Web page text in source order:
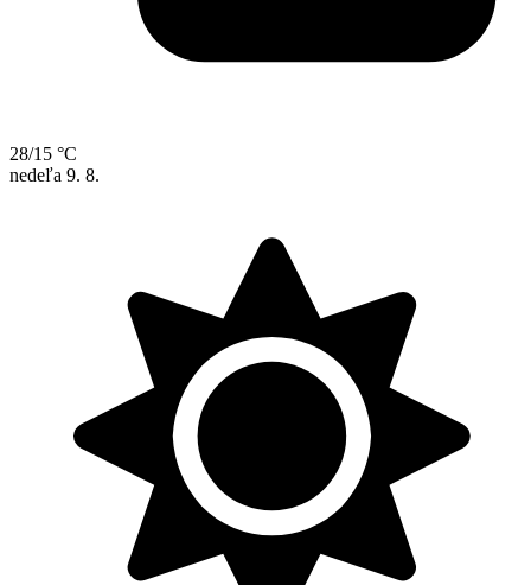
28/15 °C
nedeľa 9. 8.